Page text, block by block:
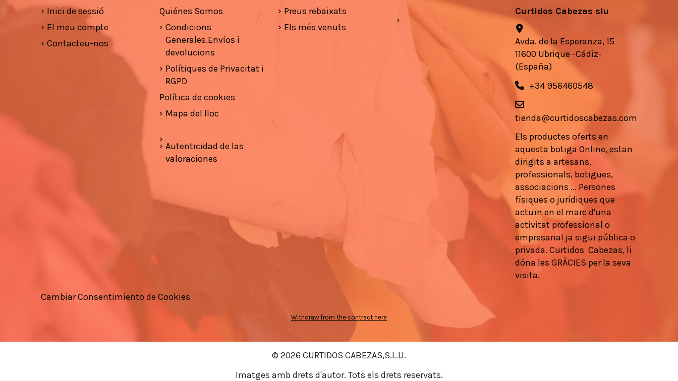
Inici de sessió
El meu compte
Contacteu-nos
Quiénes Somos
Condicions
Generales.Envíos i
devolucions
Polítiques de Privacitat i
RGPD
Política de cookies
Mapa del lloc
Autenticidad de las
valoraciones
Preus rebaixats
Els més venuts
Curtidos Cabezas slu
Avda. de la Esperanza, 15
11600 Ubrique -Cádiz-
(España)
+34 956460548
tienda@curtidoscabezas.com
Els productes oferts en
aquesta botiga Online,estan
dirigits a artesans,
professionals, botigues,
associacions ... Persones
físiques o jurídiques que
actuïn en el marc d'una
activitat professional o
empresarial ja sigui pública o
privada. Curtidos Cabezas, li
dóna les GRÀCIES per la seva
visita.
Cambiar Consentimiento de Cookies
Withdraw from the contract here
© 2026 CURTIDOS CABEZAS,S.L.U.
Imatges amb drets d'autor. Tots els drets reservats.